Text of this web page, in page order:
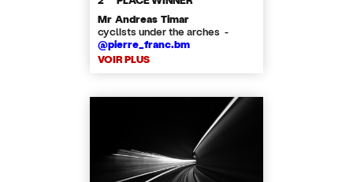
Mr Andreas Timar
cyclists under the arches -
@pierre_franc.bm
VOIR PLUS